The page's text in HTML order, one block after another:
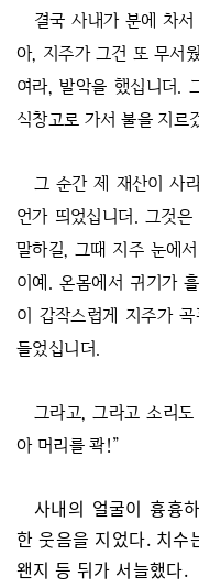
결국 사내가 분에 차
아, 지주가 그건 또 무서
여라, 발악을 했십니더.
식창고로 가서 불을 지르
그 순간 제 재산이 사
언가 띄었십니더. 그것
말하길, 그때 지주 눈에
이예. 온몸에서 귀기가
이 갑작스럽게 지주가
들었십니더.
그라고, 그라고 소리
아 머리를 콱!”
사내의 얼굴이 흉흉
한 웃음을 지었다. 치수
왠지 등 뒤가 서늘했다.